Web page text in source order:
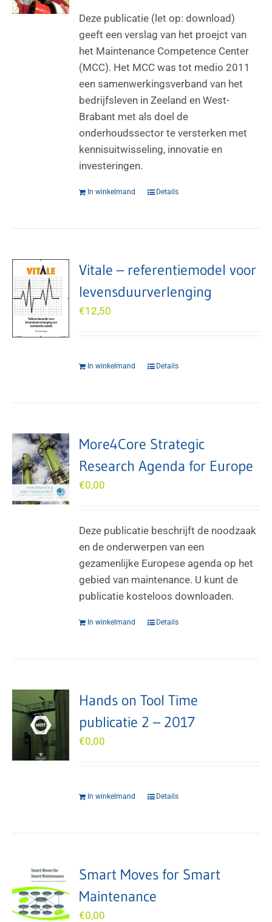
Deze publicatie (let op: download)
geeft een verslag van het proejct van
het Maintenance Competence Center
(MCC). Het MCC was tot medio 2011
een samenwerkingsverband van het
bedrijfsleven in Zeeland en West-
Brabant met als doel de
onderhoudssector te versterken met
kennisuitwisseling, innovatie en
investeringen.
In winkelmand Details
Vitale – referentiemodel voor
levensduurverlenging
€12,50
In winkelmand Details
More4Core Strategic
Research Agenda for Europe
€0,00
Deze publicatie beschrijft de noodzaak
en de onderwerpen van een
gezamenlijke Europese agenda op het
gebied van maintenance. U kunt de
publicatie kosteloos downloaden.
In winkelmand Details
Hands on Tool Time
publicatie 2 – 2017
€0,00
In winkelmand Details
Smart Moves for Smart
Maintenance
€0,00